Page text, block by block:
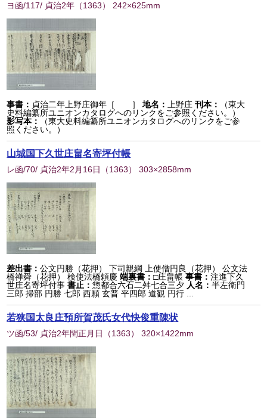
ヨ函/117/ 貞治2年 （1363） 242×625mm
事書： 貞治二年上野庄御年［ ］地名： 上野庄 刊本：
（東大
史料編纂所ユニオンカタログへのリンクをご参照ください。）
影写本：
（東大史料編纂所ユニオンカタログへのリンクをご参
照ください。）
山城国下久世庄畠名寄坪付帳
レ函/70/ 貞治2年2月16日 （1363） 303×2858mm
差出書：公文円勝（花押） 下司親綱 上使僧円良（花押） 公文法
橋禅舜（花押） 検使法橋頼慶 端裏書：□庄畠帳事書：注進下久
世庄名寄坪付事 書止：惣都合六石二舛七合三夕 人名：半左衛門
三郎 掃部 円勝 七郎 西願 玄普 平四郎 道観 円行 ...
若狭国太良庄預所賀茂氏女代快俊重陳状
ツ函/53/ 貞治2年閏正月日 （1363） 320×1422mm